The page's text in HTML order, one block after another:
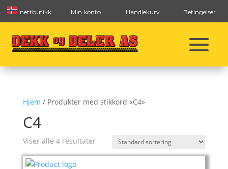
nettbutikk Min konto Handlekurv Betingelser
Hjem / Produkter med stikkord «C4»
C4
Viser alle 4 resultater